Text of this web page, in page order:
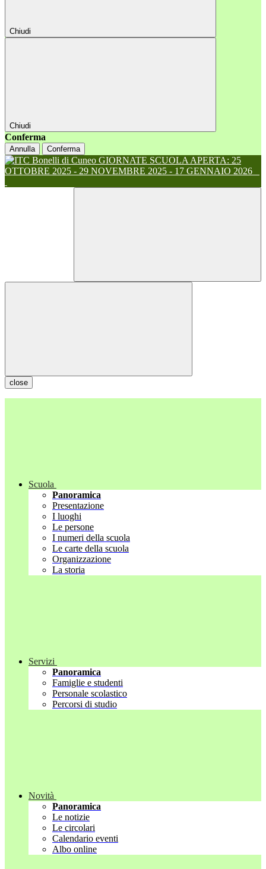
Chiudi
Chiudi
Conferma
Annulla Conferma
GIORNATE SCUOLA APERTA: 25
OTTOBRE 2025 - 29 NOVEMBRE 2025 - 17 GENNAIO 2026
close
Scuola
Panoramica
Presentazione
I luoghi
Le persone
I numeri della scuola
Le carte della scuola
Organizzazione
La storia
Servizi
Panoramica
Famiglie e studenti
Personale scolastico
Percorsi di studio
Novità
Panoramica
Le notizie
Le circolari
Calendario eventi
Albo online